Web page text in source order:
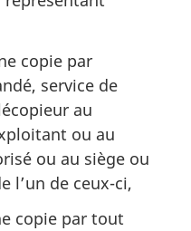
copie par
service de
au
ou au
ou au siège ou
l’un de ceux-ci,
copie par tout